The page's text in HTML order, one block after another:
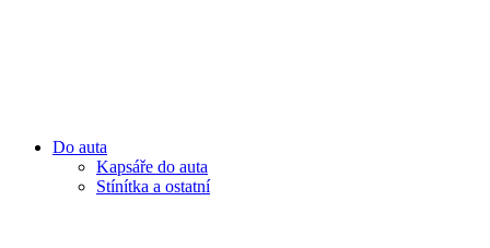
Do auta
Kapsáře do auta
Stínítka a ostatní